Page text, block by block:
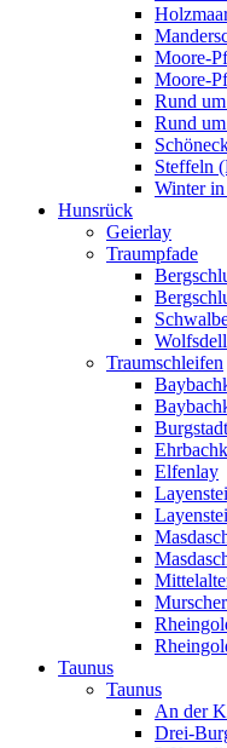
Moore-
Moore-
Rund
Rund
Steffeln
Winter
Hunsrück
Geierlay
Traumpfade
Traumschleifen
Elfenlay
Taunus
Taunus
An der
Drei-